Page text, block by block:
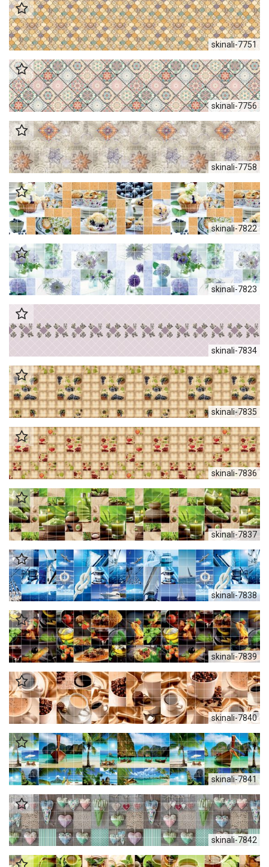
skinali-7751
skinali-7756
skinali-7758
skinali-7822
skinali-7823
skinali-7834
skinali-7835
skinali-7836
skinali-7837
skinali-7838
skinali-7839
skinali-7840
skinali-7841
skinali-7842